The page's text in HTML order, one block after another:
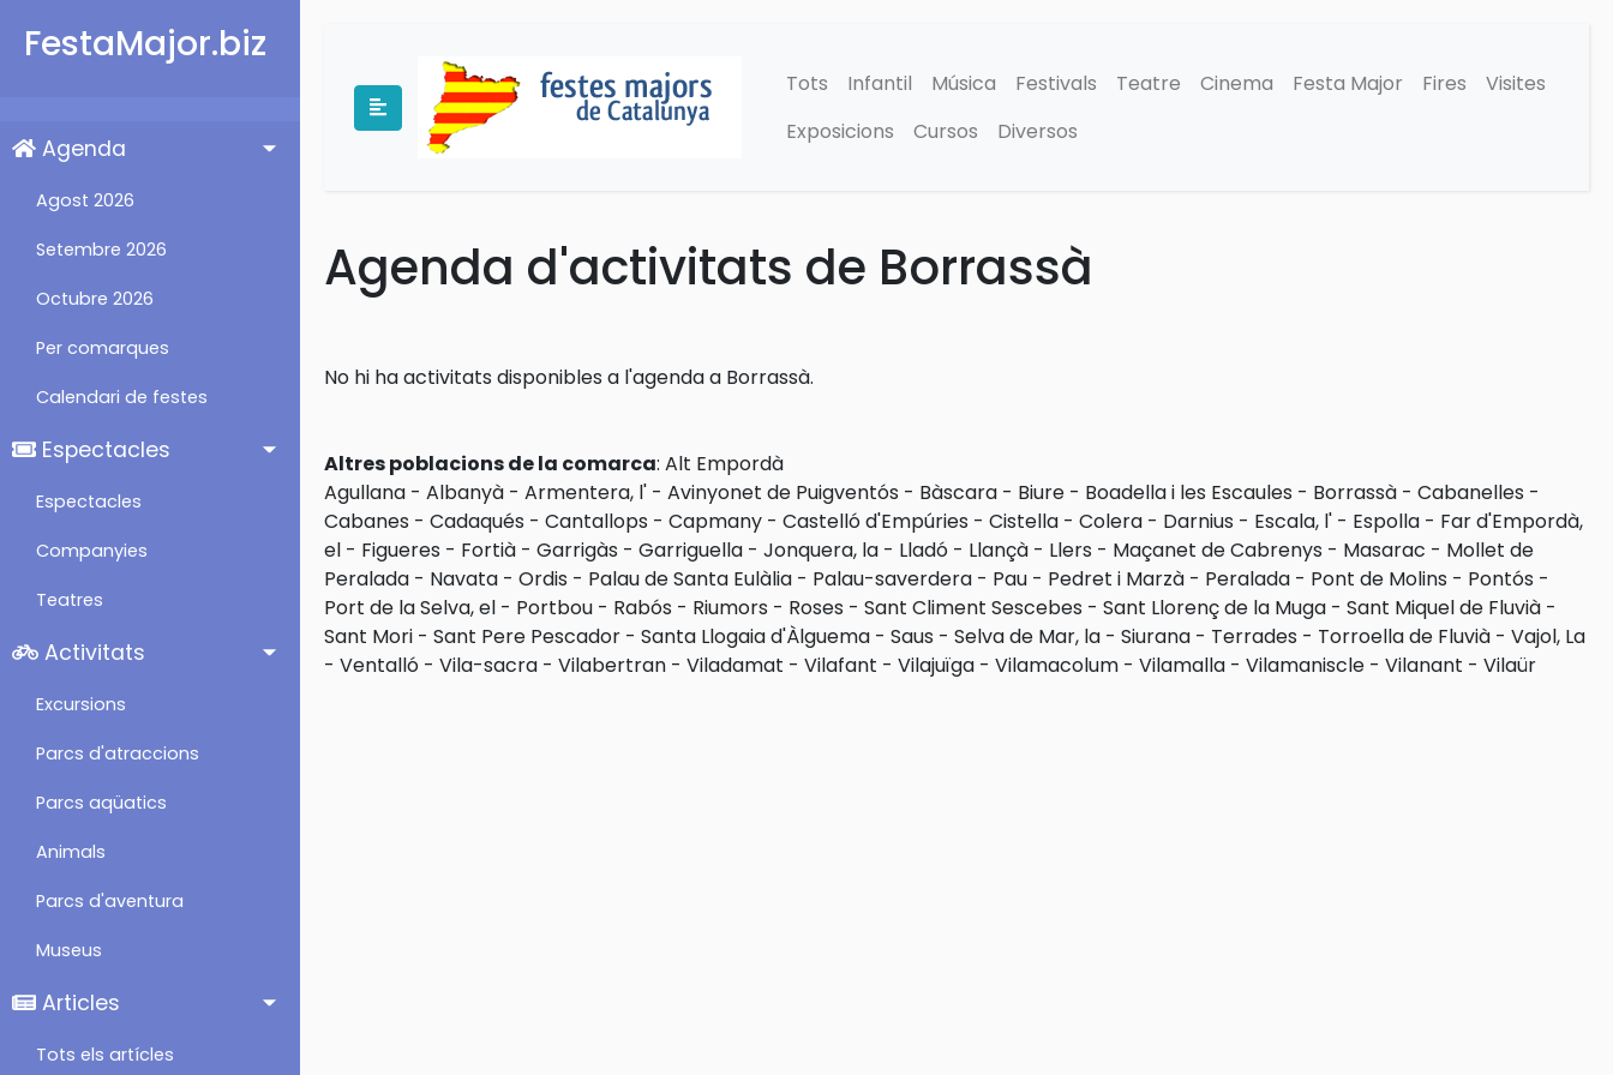
FestaMajor.biz
Agenda
Agost 2026
Setembre 2026
Octubre 2026
Per comarques
Calendari de festes
Espectacles
Espectacles
Companyies
Teatres
Activitats
Excursions
Parcs d'atraccions
Parcs aqüatics
Animals
Parcs d'aventura
Museus
Articles
Tots els artícles
Tots Infantil Música Festivals Teatre Cinema Festa Major Fires
Visites
Exposicions
Cursos Diversos
Agenda d'activitats de Borrassà
No hi ha activitats disponibles a l'agenda a Borrassà.
Altres poblacions de la comarca: Alt Empordà
Agullana - Albanyà - Armentera, l' - Avinyonet de Puigventós - Bàscara - Biure - Boadella i les Escaules - Borrassà - Cabanelles -
Cabanes - Cadaqués - Cantallops - Capmany - Castelló d'Empúries - Cistella - Colera - Darnius - Escala, l' - Espolla - Far d'Empordà,
el - Figueres - Fortià - Garrigàs - Garriguella - Jonquera, la - Lladó - Llançà - Llers - Maçanet de Cabrenys - Masarac - Mollet de
Peralada - Navata - Ordis - Palau de Santa Eulàlia - Palau-saverdera - Pau - Pedret i Marzà - Peralada - Pont de Molins - Pontós -
Port de la Selva, el - Portbou - Rabós - Riumors - Roses - Sant Climent Sescebes - Sant Llorenç de la Muga - Sant Miquel de Fluvià -
Sant Mori - Sant Pere Pescador - Santa Llogaia d'Àlguema - Saus - Selva de Mar, la - Siurana - Terrades - Torroella de Fluvià - Vajol, La
- Ventalló - Vila-sacra - Vilabertran - Viladamat - Vilafant - Vilajuïga - Vilamacolum - Vilamalla - Vilamaniscle - Vilanant - Vilaür